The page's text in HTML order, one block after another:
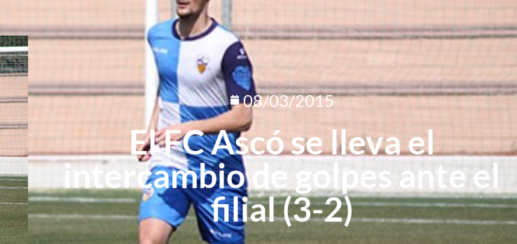
08/03/2015
El FC Ascó se lleva el
intercambio de golpes ante el
filial (3-2)